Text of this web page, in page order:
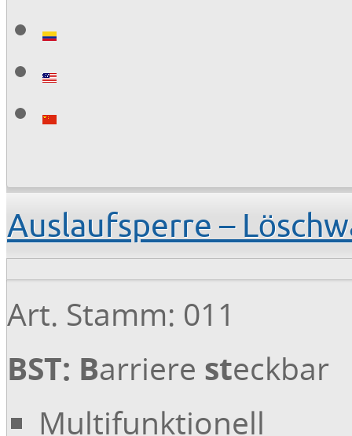
Auslaufsperre –
Art. Stamm: 011
BST: Barriere steckbar
Multifunktionell